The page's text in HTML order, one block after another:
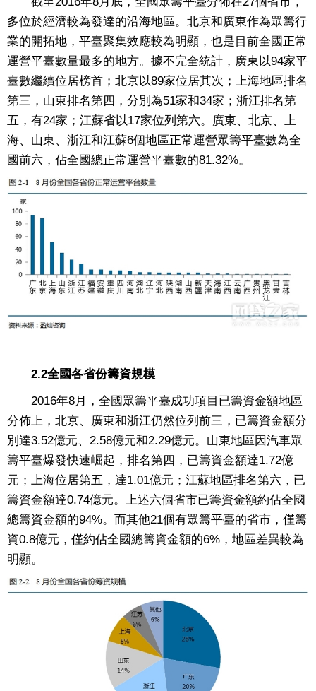
多位於經濟較為發達的沿海地區。北京和廣東作為眾籌行
業的開拓地，平臺聚集效應較為明顯，也是目前全國正常
運營平臺數量最多的地方。據不完全統計，廣東以94家平
臺數繼續位居榜首；北京以89家位居其次；上海地區排名
第三，山東排名第四，分別為51家和34家；浙江排名第
五，有24家；江蘇省以17家位列第六。廣東、北京、上
海、山東、浙江和江蘇6個地區正常運營眾籌平臺數為全
國前六，佔全國總正常運營平臺數的81.32%。
2.2全國各省份籌資規模
2016年8月，全國眾籌平臺成功項目已籌資金額地區
分佈上，北京、廣東和浙江仍然位列前三，已籌資金額分
別達3.52億元、2.58億元和2.29億元。山東地區因汽車眾
籌平臺爆發快速崛起，排名第四，已籌資金額達1.72億
元；上海位居第五，達1.01億元；江蘇地區排名第六，已
籌資金額達0.74億元。上述六個省市已籌資金額約佔全國
總籌資金額的94%。而其他21個有眾籌平臺的省市，僅籌
資0.8億元，僅約佔全國總籌資金額的6%，地區差異較為
明顯。